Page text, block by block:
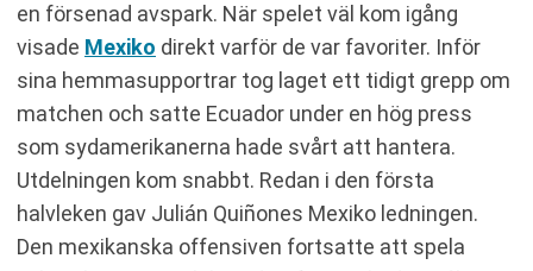
en försenad avspark. När spelet väl kom igång
visade Mexiko direkt varför de var favoriter. Inför
sina hemmasupportrar tog laget ett tidigt grepp om
matchen och satte Ecuador under en hög press
som sydamerikanerna hade svårt att hantera.
Utdelningen kom snabbt. Redan i den första
halvleken gav Julián Quiñones Mexiko ledningen.
Den mexikanska offensiven fortsatte att spela